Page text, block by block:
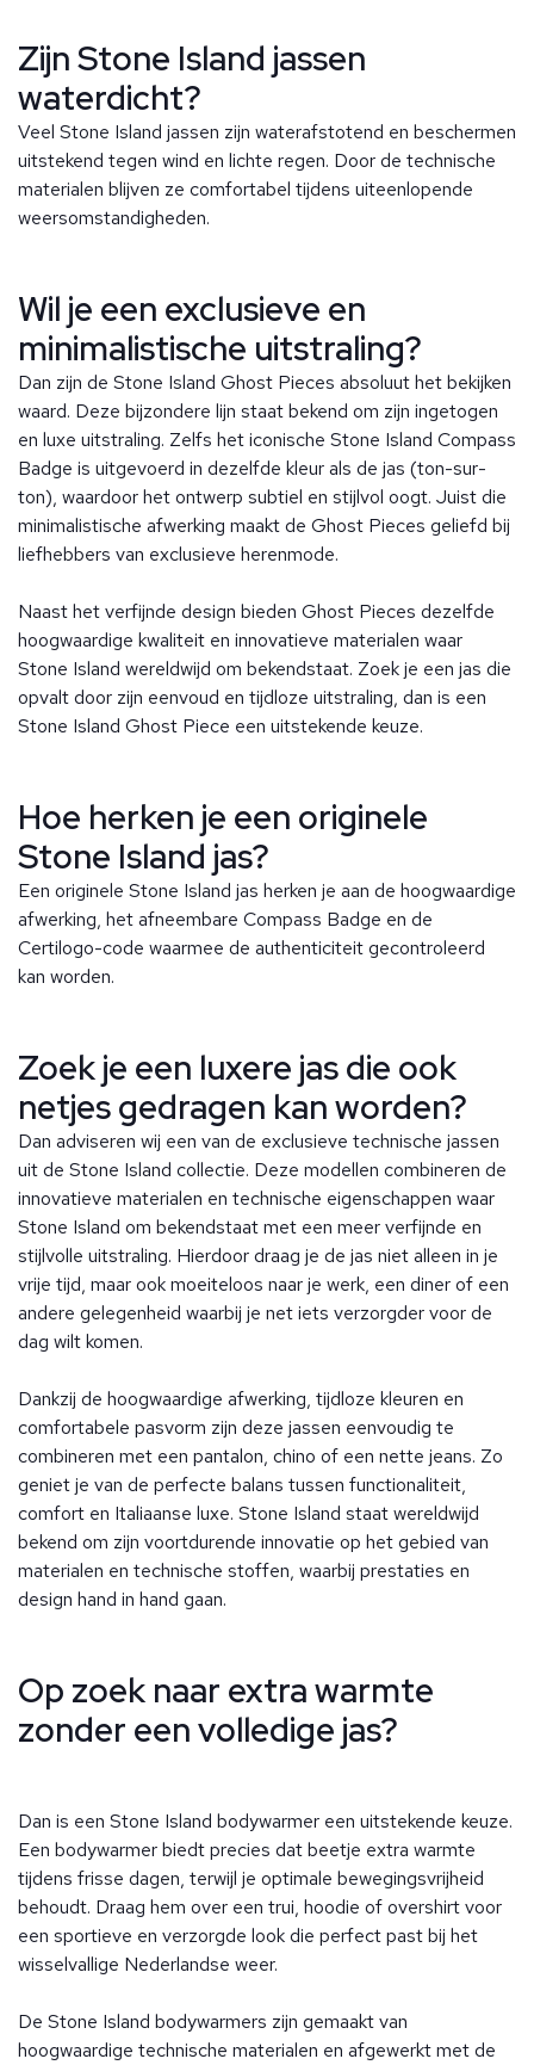
Zijn Stone Island jassen
waterdicht?
Veel Stone Island jassen zijn waterafstotend en beschermen
uitstekend tegen wind en lichte regen. Door de technische
materialen blijven ze comfortabel tijdens uiteenlopende
weersomstandigheden.
Wil je een exclusieve en
minimalistische uitstraling?
Dan zijn de Stone Island Ghost Pieces absoluut het bekijken
waard. Deze bijzondere lijn staat bekend om zijn ingetogen
en luxe uitstraling. Zelfs het iconische Stone Island Compass
Badge is uitgevoerd in dezelfde kleur als de jas (ton-sur-
ton), waardoor het ontwerp subtiel en stijlvol oogt. Juist die
minimalistische afwerking maakt de Ghost Pieces geliefd bij
liefhebbers van exclusieve herenmode.
Naast het verfijnde design bieden Ghost Pieces dezelfde
hoogwaardige kwaliteit en innovatieve materialen waar
Stone Island wereldwijd om bekendstaat. Zoek je een jas die
opvalt door zijn eenvoud en tijdloze uitstraling, dan is een
Stone Island Ghost Piece een uitstekende keuze.
Hoe herken je een originele
Stone Island jas?
Een originele Stone Island jas herken je aan de hoogwaardige
afwerking, het afneembare Compass Badge en de
Certilogo-code waarmee de authenticiteit gecontroleerd
kan worden.
Zoek je een luxere jas die ook
netjes gedragen kan worden?
Dan adviseren wij een van de exclusieve technische jassen
uit de Stone Island collectie. Deze modellen combineren de
innovatieve materialen en technische eigenschappen waar
Stone Island om bekendstaat met een meer verfijnde en
stijlvolle uitstraling. Hierdoor draag je de jas niet alleen in je
vrije tijd, maar ook moeiteloos naar je werk, een diner of een
andere gelegenheid waarbij je net iets verzorgder voor de
dag wilt komen.
Dankzij de hoogwaardige afwerking, tijdloze kleuren en
comfortabele pasvorm zijn deze jassen eenvoudig te
combineren met een pantalon, chino of een nette jeans. Zo
geniet je van de perfecte balans tussen functionaliteit,
comfort en Italiaanse luxe. Stone Island staat wereldwijd
bekend om zijn voortdurende innovatie op het gebied van
materialen en technische stoffen, waarbij prestaties en
design hand in hand gaan.
Op zoek naar extra warmte
zonder een volledige jas?
Dan is een Stone Island bodywarmer een uitstekende keuze.
Een bodywarmer biedt precies dat beetje extra warmte
tijdens frisse dagen, terwijl je optimale bewegingsvrijheid
behoudt. Draag hem over een trui, hoodie of overshirt voor
een sportieve en verzorgde look die perfect past bij het
wisselvallige Nederlandse weer.
De Stone Island bodywarmers zijn gemaakt van
hoogwaardige technische materialen en afgewerkt met de